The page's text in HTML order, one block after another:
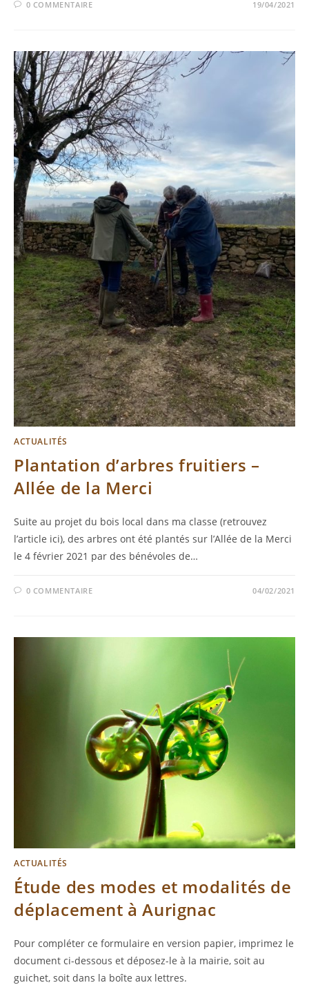
0 COMMENTAIRE 19/04/2021
ACTUALITÉS
Plantation d’arbres fruitiers –
Allée de la Merci
Suite au projet du bois local dans ma classe (retrouvez
l’article ici), des arbres ont été plantés sur l’Allée de la Merci
le 4 février 2021 par des bénévoles de…
0 COMMENTAIRE 04/02/2021
ACTUALITÉS
Étude des modes et modalités de
déplacement à Aurignac
Pour compléter ce formulaire en version papier, imprimez le
document ci-dessous et déposez-le à la mairie, soit au
guichet, soit dans la boîte aux lettres.